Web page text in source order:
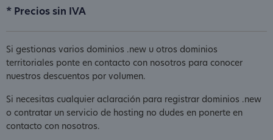
* Precios sin IVA
Si gestionas varios dominios .new u otros dominios
territoriales ponte en contacto con nosotros para conocer
nuestros descuentos por volumen.
Si necesitas cualquier aclaración para registrar dominios .new
o contratar un servicio de hosting no dudes en ponerte en
contacto con nosotros.